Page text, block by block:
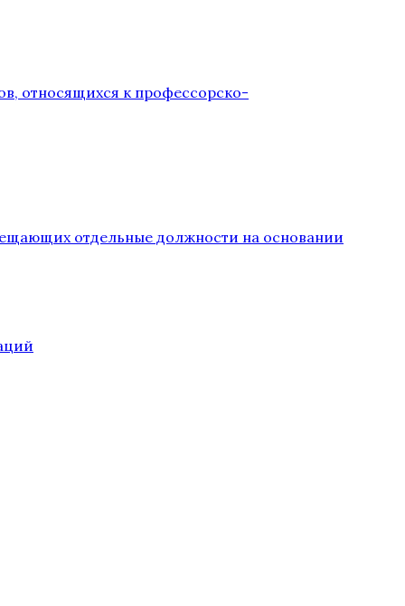
относящихся к профессорско-
отдельные должности на основании